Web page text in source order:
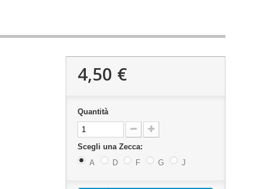
4,50 €
Quantità
Scegli una Zecca:
A
D F G J